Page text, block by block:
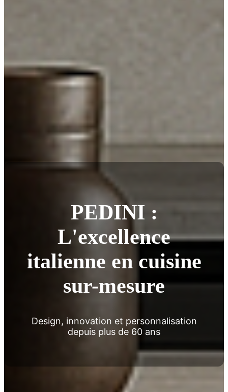
PEDINI :
L'excellence
italienne en cuisine
sur-mesure
Design, innovation et personnalisation
depuis plus de 60 ans